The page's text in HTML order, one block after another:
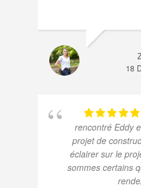
18
rencontré Eddy
projet de
éclairer sur le
sommes certains